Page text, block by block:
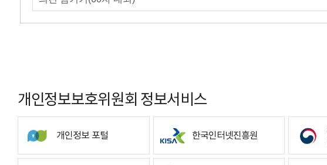
개인정보보호위원회 정보서비스
개인정보 포털 한국인터넷진흥원